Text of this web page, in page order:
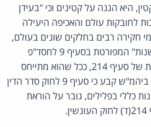
היא הגנה על קטינים וכי "בעידן
לחובקות עולם והאכיפה היעילה
חקירה רבים בחלקים שונים בעולם,
יש חשיבות "למטריית ההתיישנות" המפורטת בסעיף 9 לחסד"פ
לצורך יישום מטרתו החקיקתית של סעיף 214, ככל שהוא מתייחס
לעבירות הקשורות בקטינים". ביהמ"ש קבע כי סעיף 9 לחוק סדר הדין
כללי בפלילים, גובר על הוראת